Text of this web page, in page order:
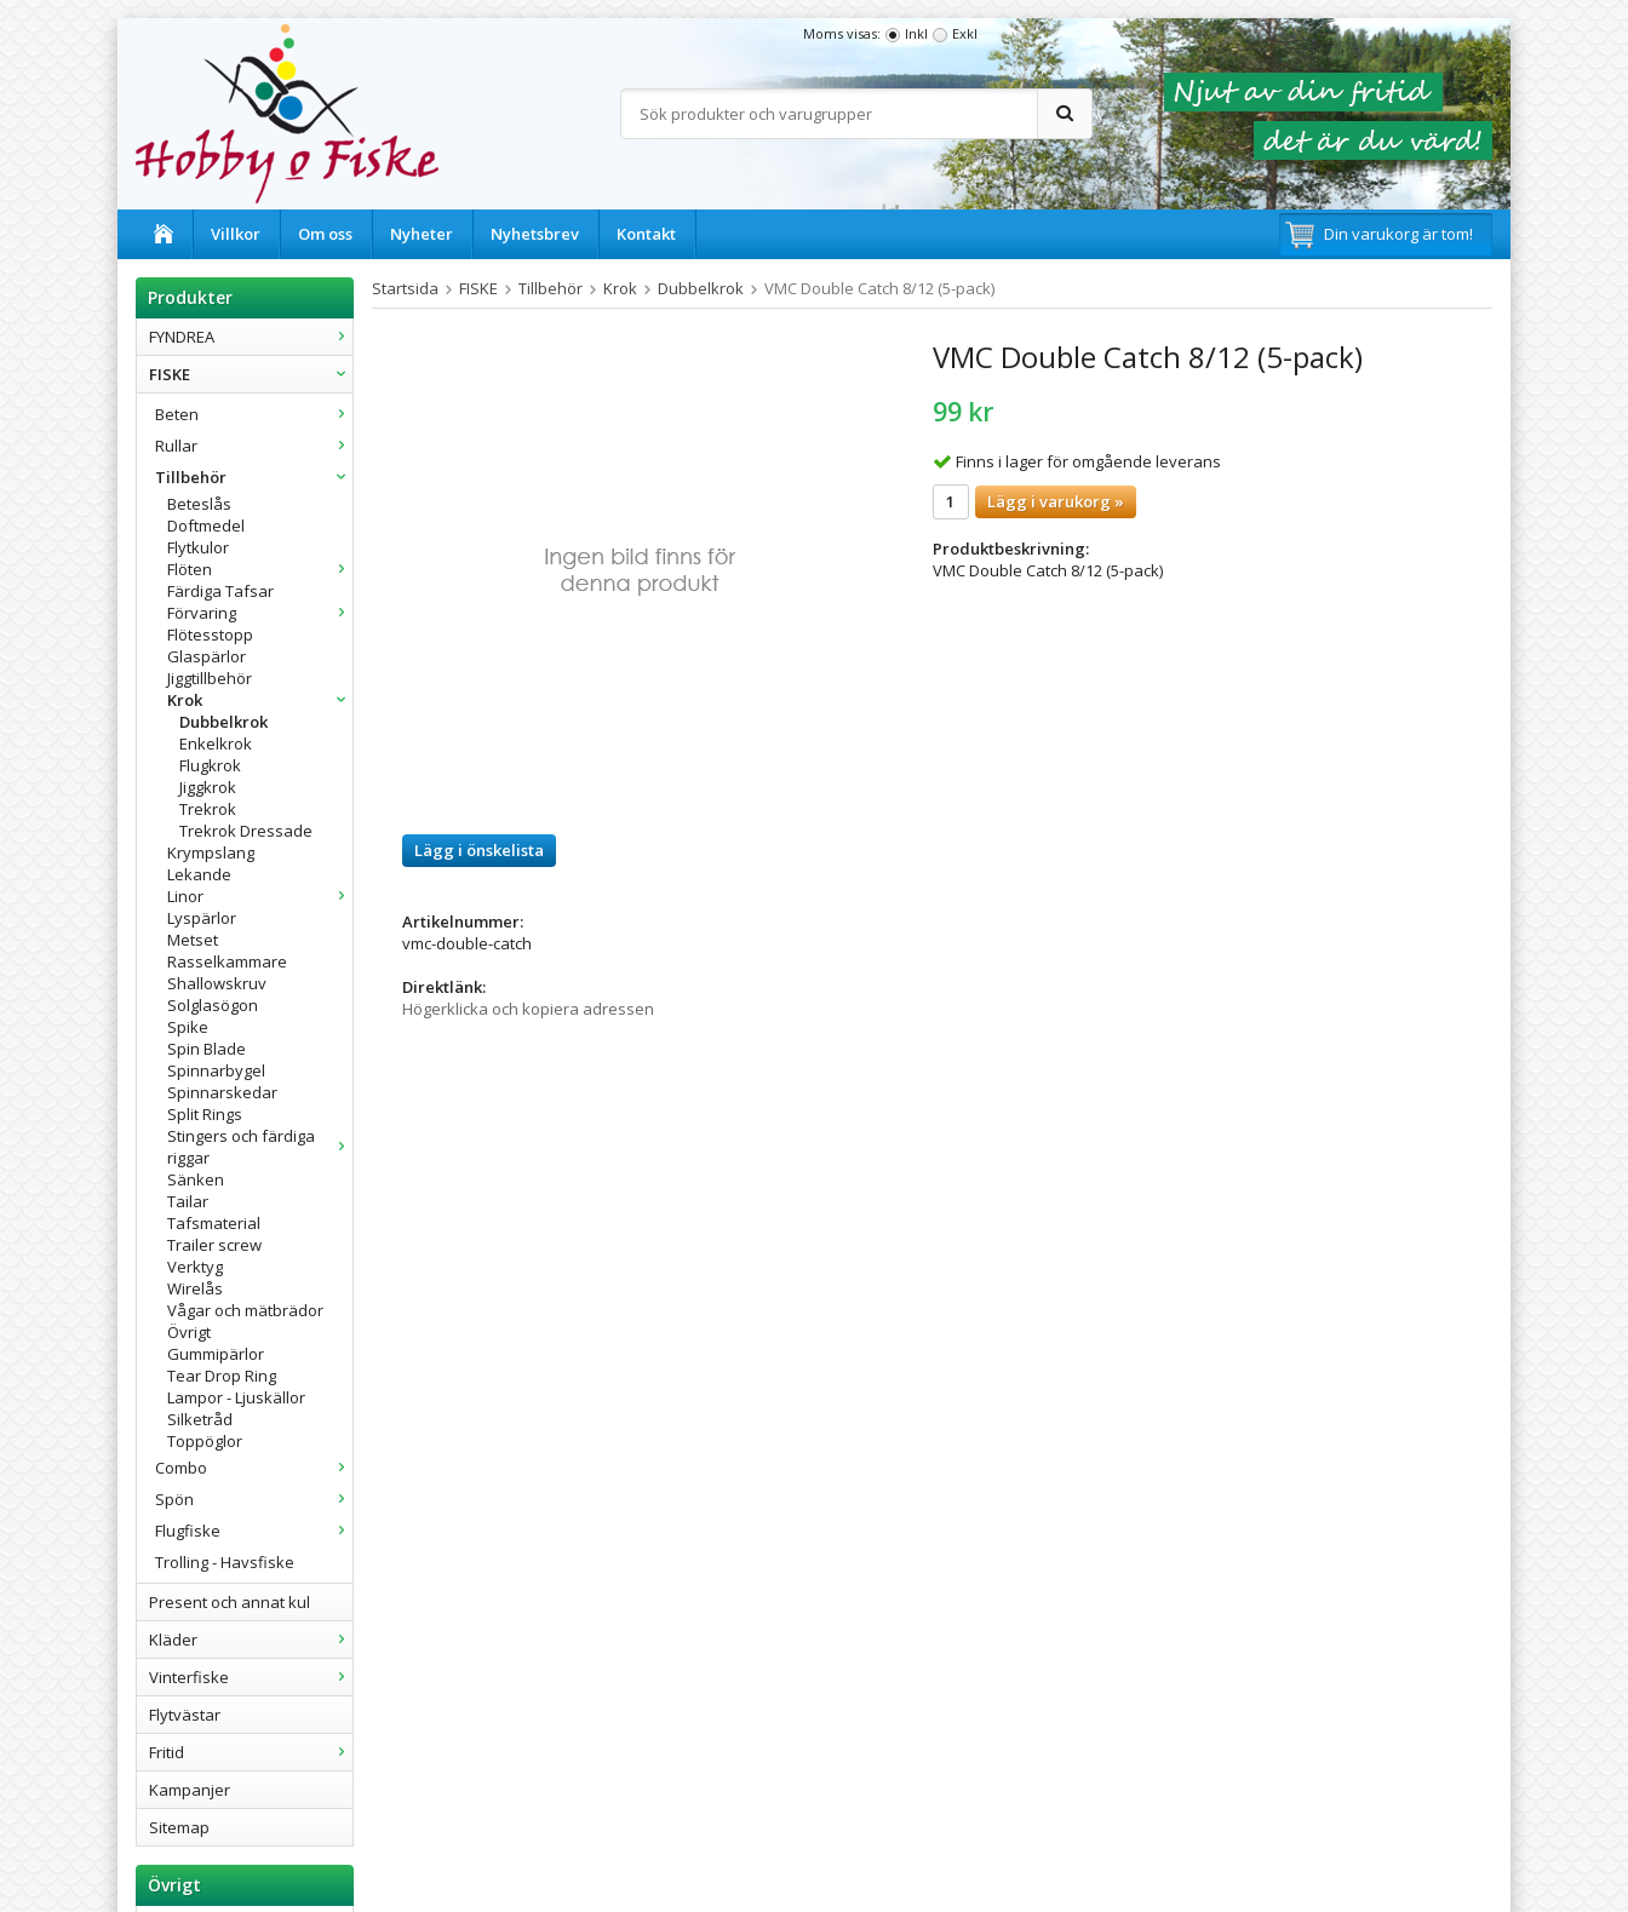
Moms visas: Inkl Exkl
Villkor Om oss Nyheter Nyhetsbrev Kontakt Din varukorg är tom!
Produkter
FYNDREA
FISKE
Beten
Rullar
Tillbehör
Beteslås
Doftmedel
Flytkulor
Flöten
Färdiga Tafsar
Förvaring
Flötesstopp
Glaspärlor
Jiggtillbehör
Krok
Dubbelkrok
Enkelkrok
Flugkrok
Jiggkrok
Trekrok
Trekrok Dressade
Krympslang
Lekande
Linor
Lyspärlor
Metset
Rasselkammare
Shallowskruv
Solglasögon
Spike
Spin Blade
Spinnarbygel
Spinnarskedar
Split Rings
Stingers och färdiga
riggar
Sänken
Tailar
Tafsmaterial
Trailer screw
Verktyg
Wirelås
Vågar och mätbrädor
Övrigt
Gummipärlor
Tear Drop Ring
Lampor - Ljuskällor
Silketråd
Toppöglor
Combo
Spön
Flugfiske
Trolling - Havsfiske
Present och annat kul
Kläder
Vinterfiske
Flytvästar
Fritid
Kampanjer
Sitemap
Övrigt
Startsida FISKE Tillbehör Krok Dubbelkrok VMC Double Catch 8/12 (5-pack)
VMC Double Catch 8/12 (5-pack)
99 kr
Finns i lager för omgående leverans
Lägg i varukorg »
Produktbeskrivning:
VMC Double Catch 8/12 (5-pack)
Lägg i önskelista
Artikelnummer:
vmc-double-catch
Direktlänk:
Högerklicka och kopiera adressen